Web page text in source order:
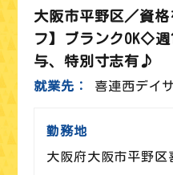
大阪市平野区／資
フ】ブランクOK◇
与、特別寸志有♪
就業先 喜連西デイ
勤務地
大阪府大阪市平野